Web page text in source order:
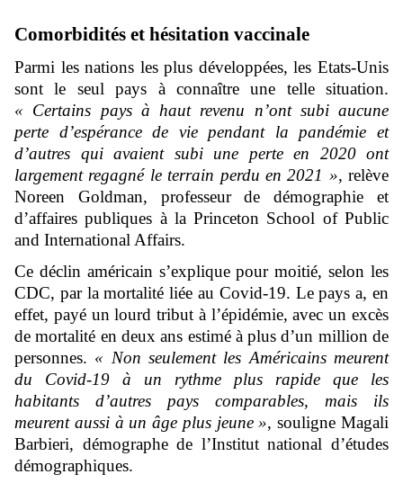
Comorbidités et hésitation vaccinale
Parmi les nations les plus développées, les Etats-Unis
sont le seul pays à connaître une telle situation.
« Certains pays à haut revenu n’ont subi aucune
perte d’espérance de vie pendant la pandémie et
d’autres qui avaient subi une perte en 2020 ont
largement regagné le terrain perdu en 2021 », relève
Noreen Goldman, professeur de démographie et
d’affaires publiques à la Princeton School of Public
and International Affairs.
Ce déclin américain s’explique pour moitié, selon les
CDC, par la mortalité liée au Covid-19. Le pays a, en
effet, payé un lourd tribut à l’épidémie, avec un excès
de mortalité en deux ans estimé à plus d’un million de
personnes. « Non seulement les Américains meurent
du Covid-19 à un rythme plus rapide que les
habitants d’autres pays comparables, mais ils
meurent aussi à un âge plus jeune », souligne Magali
Barbieri, démographe de l’Institut national d’études
démographiques.